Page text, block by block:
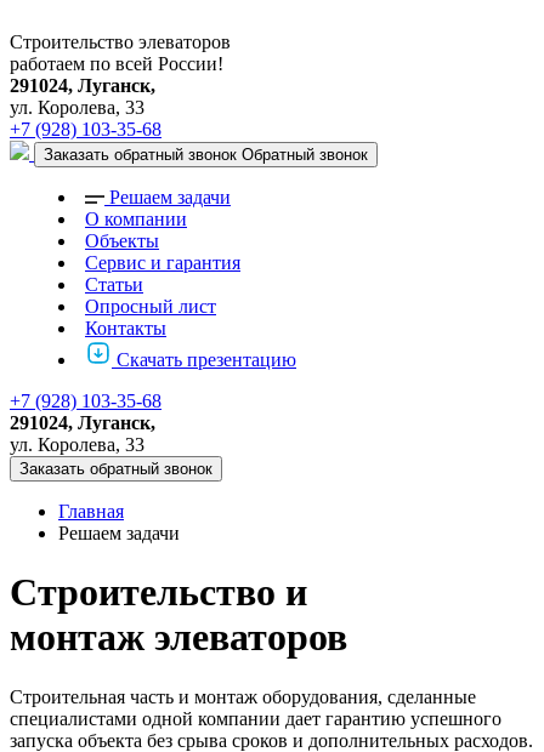
Строительство элеваторов
работаем по всей России!
291024, Луганск,
ул. Королева, 33
+7 (928) 103-35-68
Заказать обратный звонок Обратный звонок
Решаем задачи
О компании
Объекты
Сервис и гарантия
Статьи
Опросный лист
Контакты
Скачать презентацию
+7 (928) 103-35-68
291024, Луганск,
ул. Королева, 33
Заказать обратный звонок
Главная
Решаем задачи
Строительство и
монтаж элеваторов
Строительная часть и монтаж оборудования, сделанные
специалистами одной компании дает гарантию успешного
запуска объекта без срыва сроков и дополнительных расходов.